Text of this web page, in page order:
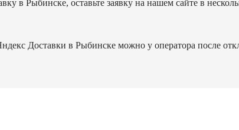
в Рыбинске, оставьте заявку на нашем сайте в
Доставки в Рыбинске можно у оператора после